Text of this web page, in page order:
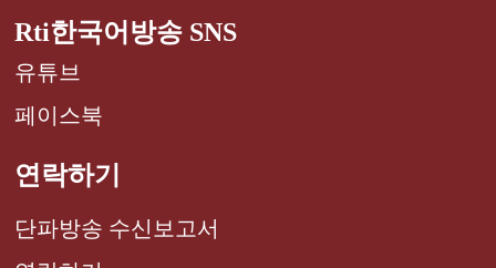
Rti한국어방송 SNS
유튜브
페이스북
연락하기
단파방송 수신보고서